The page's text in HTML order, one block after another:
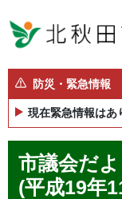
防災・緊急情報
現在緊急情報はあ
市議会だ
(平成19年